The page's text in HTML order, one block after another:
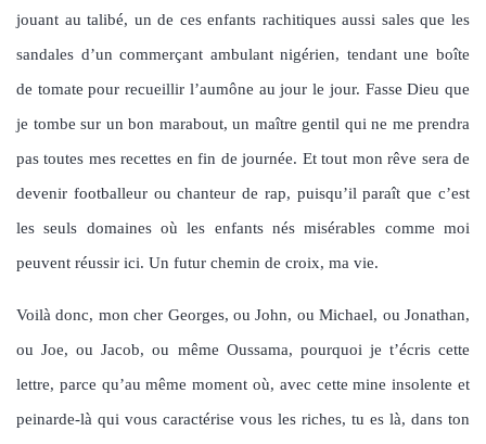
jouant au talibé, un de ces enfants rachitiques aussi sales que les
sandales d’un commerçant ambulant nigérien, tendant une boîte
de tomate pour recueillir l’aumône au jour le jour. Fasse Dieu que
je tombe sur un bon marabout, un maître gentil qui ne me prendra
pas toutes mes recettes en fin de journée. Et tout mon rêve sera de
devenir footballeur ou chanteur de rap, puisqu’il paraît que c’est
les seuls domaines où les enfants nés misérables comme moi
peuvent réussir ici. Un futur chemin de croix, ma vie.
Voilà donc, mon cher Georges, ou John, ou Michael, ou Jonathan,
ou Joe, ou Jacob, ou même Oussama, pourquoi je t’écris cette
lettre, parce qu’au même moment où, avec cette mine insolente et
peinarde-là qui vous caractérise vous les riches, tu es là, dans ton